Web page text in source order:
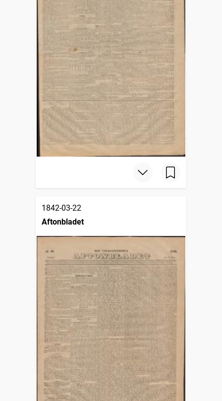
1842-03-22
Aftonbladet